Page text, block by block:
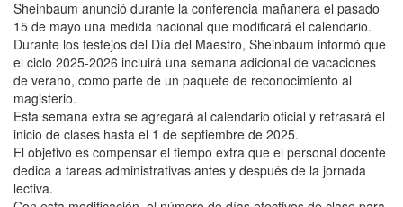
Sheinbaum anunció durante la conferencia mañanera el pasado
15 de mayo una medida nacional que modificará el calendario.
Durante los festejos del Día del Maestro, Sheinbaum informó que
el ciclo 2025-2026 incluirá una semana adicional de vacaciones
de verano, como parte de un paquete de reconocimiento al
magisterio.
Esta semana extra se agregará al calendario oficial y retrasará el
inicio de clases hasta el 1 de septiembre de 2025.
El objetivo es compensar el tiempo extra que el personal docente
dedica a tareas administrativas antes y después de la jornada
lectiva.